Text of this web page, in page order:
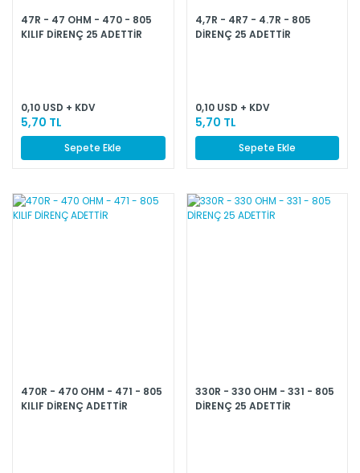
47R - 47 OHM - 470 - 805
KILIF DİRENÇ 25 ADETTİR
0,10 USD + KDV
5,70 TL
Sepete Ekle
4,7R - 4R7 - 4.7R - 805
DİRENÇ 25 ADETTİR
0,10 USD + KDV
5,70 TL
Sepete Ekle
470R - 470 OHM - 471 - 805
KILIF DİRENÇ ADETTİR
330R - 330 OHM - 331 - 805
DİRENÇ 25 ADETTİR